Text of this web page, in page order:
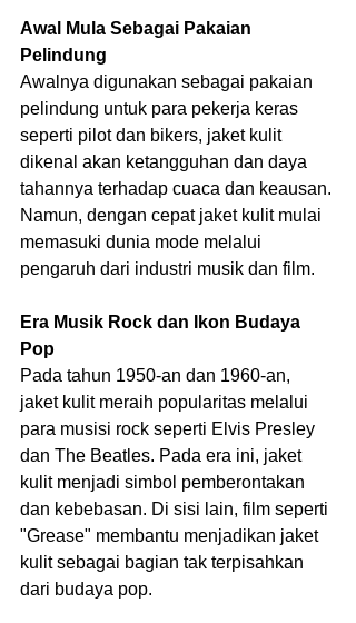
Awal Mula Sebagai Pakaian
Pelindung
Awalnya digunakan sebagai pakaian
pelindung untuk para pekerja keras
seperti pilot dan bikers, jaket kulit
dikenal akan ketangguhan dan daya
tahannya terhadap cuaca dan keausan.
Namun, dengan cepat jaket kulit mulai
memasuki dunia mode melalui
pengaruh dari industri musik dan film.
Era Musik Rock dan Ikon Budaya
Pop
Pada tahun 1950-an dan 1960-an,
jaket kulit meraih popularitas melalui
para musisi rock seperti Elvis Presley
dan The Beatles. Pada era ini, jaket
kulit menjadi simbol pemberontakan
dan kebebasan. Di sisi lain, film seperti
"Grease" membantu menjadikan jaket
kulit sebagai bagian tak terpisahkan
dari budaya pop.